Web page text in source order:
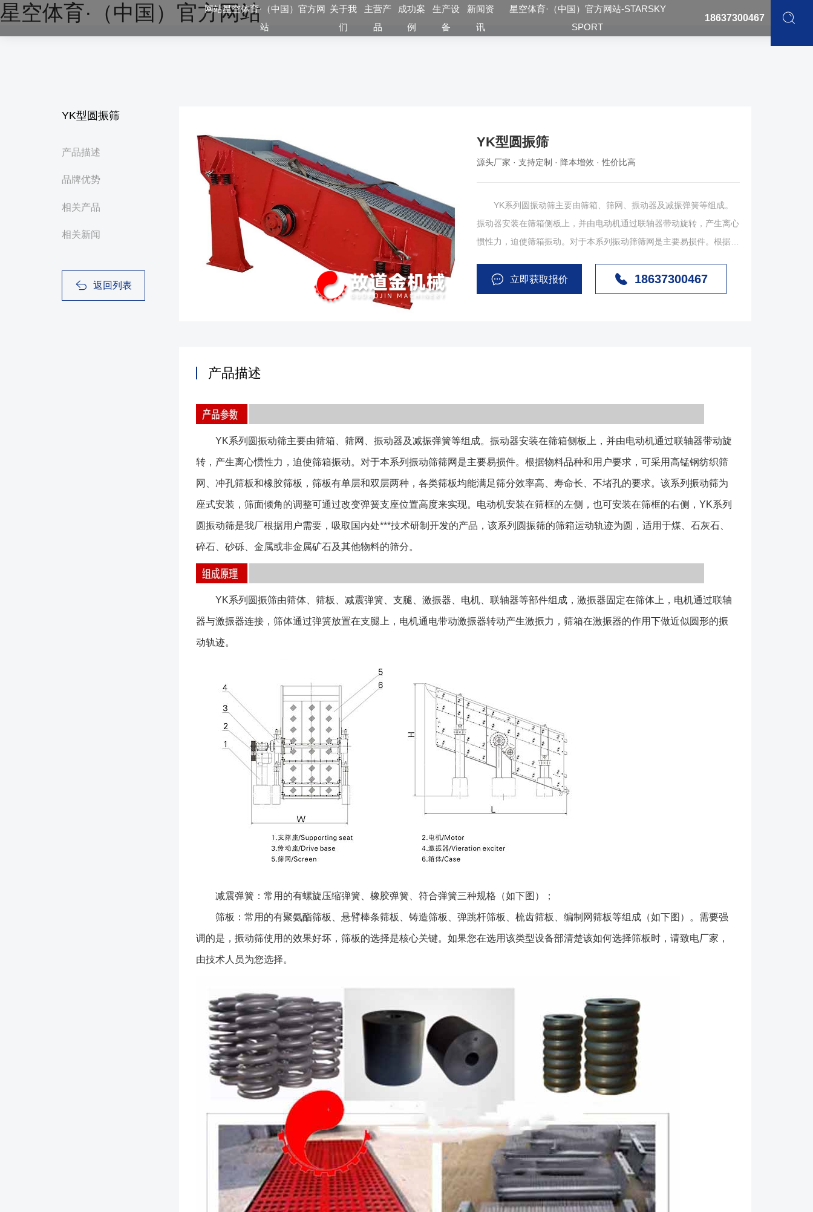
星空体育·（中国）官方网站网站星空体育·（中国）官方网
站
关于我
们
主营产
品
成功案
例
生产设
备
新闻资
讯
星空体育·（中国）官方网站-STARSKY
SPORT
18637300467
YK型圆振筛
产品描述
品牌优势
相关产品
相关新闻
返回列表
YK型圆振筛
源头厂家 · 支持定制 · 降本增效 · 性价比高
YK系列圆振动筛主要由筛箱、筛网、振动器及减振弹簧等组成。
振动器安装在筛箱侧板上，并由电动机通过联轴器带动旋转，产生离心
惯性力，迫使筛箱振动。对于本系列振动筛筛网是主要易损件。根据物
板有单层和双层两种，各类筛板均能满足筛分效率高、寿命长、不堵孔
的要求。该系列振动筛为座式安装，筛面倾角的调整可通过改变弹簧支
激振器固定在筛体上，电机通过联轴器与激振器连接，筛体通过弹簧放
置在支腿上，电机通电带动激振器转动产生激振力，筛箱在激振器的作
用下做近似圆形的振动轨迹。 减震弹簧：常用的有螺旋压缩弹
簧、橡胶弹簧、符合弹簧三种规格（如下图）； 筛板：常用的有聚
氨酯筛板、悬臂棒条筛板、铸造筛板、弹跳杆筛板、梳齿筛板、编制网
时，请致电厂家，由技术人员为您选择。 1、该类型设备筛面与地
要； 3、可通过调整偏心块夹角改变设备振幅以达到优良的筛分效
果； 4、备品备件更换容易； 5、宽度2.4米以上设备可配用布
料器，以达到物料均匀分布的效果； 产品型号说明： 1、筛机
计； 产品安装前应仔细阅读产品的使用说明书，严格按照要求安装
检查。 打开包装箱或开始安装振动筛之前，应彻底检查所提供的说
明书和图纸。装箱单详细地列明了各包装箱的内容。在接收货物之后，
要检查包装箱内的物件，然后，重新密封包装箱以免箱内物件损失或损
坏，只有当安装期间需要这些物件时，才再次开箱。 材质为橡胶或
聚氨酯覆层的部件，例如橡胶弹簧，（当提供时），必须给予防护，以
装，在运输或安装振动筛时可以卸下振动电机，或请厂家**技术人员进
行现场指导。 振动筛各部件安装完，检查合格后，可进行试运转，
试运转前应详细检查各处的螺栓是否紧固，筛机周围是否有妨碍筛框振
超过45℃。 2、各处紧固螺栓的紧固情况，发现松动应及时按时拧
紧。 振动筛试运转合格后可投入生产。筛机投入生产后的头两周
内，应每周将各处的紧固螺栓重新紧固一遍，以后一个月紧固一
次。 振动筛应在筛面没有物料的情况下启动，尽量避免带料开机，
筛机运转平稳后才能给料。停机前应先停止给料，待筛面物料排除后再
停机。工作过程中应经常观察筛机运行情况，如发现运动不正常或有异
常声响，应及时停机检查，找出原因，排除故障。振动器轴承采用2号
锂基脂润滑，正常情况下，每两个月加注一次润滑脂，加注量不宜过
多，否则会引起轴承过热。振动器使用6个月后，检查油脂情况，如发
现变干或有硬块时，应清洗更换新油脂，轴承应每年清洗检查一
次。 ●只有在断开筛子驱动装置和进料系统的电源之后，才可维修
或清洁设备。切勿爬上正在运行的筛子。 ●要遵循执行筛子的每日
立即获取报价 18637300467
产品描述
YK系列圆振动筛主要由筛箱、筛网、振动器及减振弹簧等组成。振动器安装在筛箱侧板上，并由电动机通过联轴器带动旋
转，产生离心惯性力，迫使筛箱振动。对于本系列振动筛筛网是主要易损件。根据物料品种和用户要求，可采用高锰钢纺织筛
网、冲孔筛板和橡胶筛板，筛板有单层和双层两种，各类筛板均能满足筛分效率高、寿命长、不堵孔的要求。该系列振动筛为
座式安装，筛面倾角的调整可通过改变弹簧支座位置高度来实现。电动机安装在筛框的左侧，也可安装在筛框的右侧，YK系列
圆振动筛是我厂根据用户需要，吸取国内处***技术研制开发的产品，该系列圆振筛的筛箱运动轨迹为圆，适用于煤、石灰石、
碎石、砂砾、金属或非金属矿石及其他物料的筛分。
YK系列圆振筛由筛体、筛板、减震弹簧、支腿、激振器、电机、联轴器等部件组成，激振器固定在筛体上，电机通过联轴
器与激振器连接，筛体通过弹簧放置在支腿上，电机通电带动激振器转动产生激振力，筛箱在激振器的作用下做近似圆形的振
动轨迹。
减震弹簧：常用的有螺旋压缩弹簧、橡胶弹簧、符合弹簧三种规格（如下图）；
筛板：常用的有聚氨酯筛板、悬臂棒条筛板、铸造筛板、弹跳杆筛板、梳齿筛板、编制网筛板等组成（如下图）。需要强
调的是，振动筛使用的效果好坏，筛板的选择是核心关键。如果您在选用该类型设备部清楚该如何选择筛板时，请致电厂家，
由技术人员为您选择。